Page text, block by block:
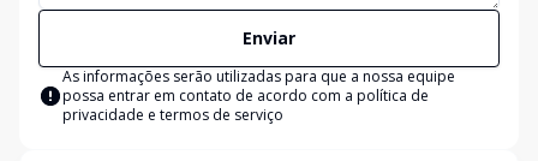
Enviar
As informações serão utilizadas para que a nossa equipe
possa entrar em contato de acordo com a política de
privacidade e termos de serviço